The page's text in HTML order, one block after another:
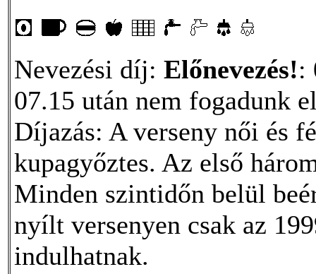
Nevezési díj: Előnevezés!:
07.15 után nem fogadunk
Díjazás: A verseny női és
kupagyőztes. Az első
Minden szintidőn belül
nyílt versenyen csak az
indulhatnak.